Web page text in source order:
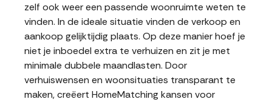
zelf ook weer een passende woonruimte weten te
vinden. In de ideale situatie vinden de verkoop en
aankoop gelijktijdig plaats. Op deze manier hoef je
niet je inboedel extra te verhuizen en zit je met
minimale dubbele maandlasten. Door
verhuiswensen en woonsituaties transparant te
maken, creëert HomeMatching kansen voor